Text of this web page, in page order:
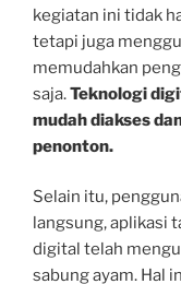
kegiatan ini tidak
tetapi juga
memudahkan
saja.Teknologi
mudah diakses
penonton.
Selain itu,
langsung, aplikasi
digital telah
sabung ayam. Hal